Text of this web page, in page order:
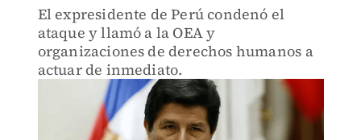
El expresidente de Perú condenó el
ataque y llamó a la OEA y
organizaciones de derechos humanos a
actuar de inmediato.